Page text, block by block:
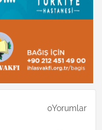
0Yorumlar